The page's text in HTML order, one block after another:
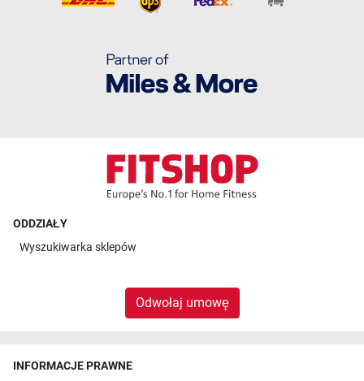
ODDZIAŁY
Wyszukiwarka sklepów
Odwołaj umowę
INFORMACJE PRAWNE